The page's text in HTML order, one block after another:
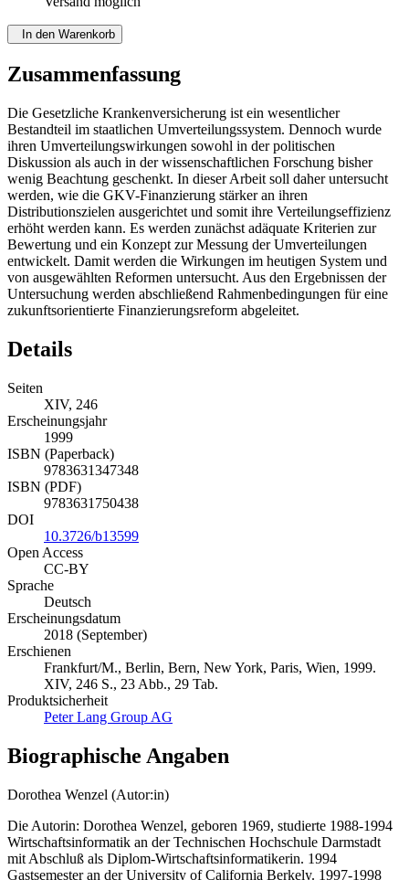
Zusammenfassung
Die Gesetzliche Krankenversicherung ist ein wesentlicher
Bestandteil im staatlichen Umverteilungssystem. Dennoch wurde
ihren Umverteilungswirkungen sowohl in der politischen
Diskussion als auch in der wissenschaftlichen Forschung bisher
wenig Beachtung geschenkt. In dieser Arbeit soll daher untersucht
werden, wie die GKV-Finanzierung stärker an ihren
Distributionszielen ausgerichtet und somit ihre Verteilungseffizienz
erhöht werden kann. Es werden zunächst adäquate Kriterien zur
Bewertung und ein Konzept zur Messung der Umverteilungen
entwickelt. Damit werden die Wirkungen im heutigen System und
von ausgewählten Reformen untersucht. Aus den Ergebnissen der
Untersuchung werden abschließend Rahmenbedingungen für eine
XIV, 246
Erscheinungsjahr
1999
ISBN (Paperback)
9783631347348
ISBN (PDF)
10.3726/b13599
Open Access
CC-BY
Sprache
Deutsch
Erscheinungsdatum
2018 (September)
Erschienen
Frankfurt/M., Berlin, Bern, New York, Paris, Wien, 1999.
XIV, 246 S., 23 Abb., 29 Tab.
Produktsicherheit
Biographische Angaben
Die Autorin: Dorothea Wenzel, geboren 1969, studierte 1988-1994
Wirtschaftsinformatik an der Technischen Hochschule Darmstadt
mit Abschluß als Diplom-Wirtschaftsinformatikerin. 1994